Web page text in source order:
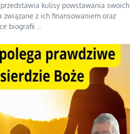
przedstawia kulisy powstawania swoich
związane z ich finansowaniem oraz
biografii